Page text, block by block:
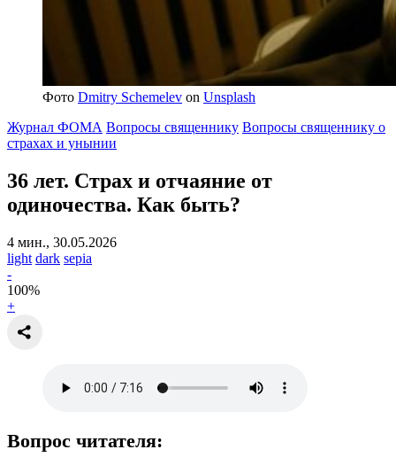
Фото Dmitry Schemelev on Unsplash
Журнал ФОМА Вопросы священнику Вопросы священнику о
страхах и унынии
36 лет. Страх и отчаяние от
одиночества. Как быть?
4 мин., 30.05.2026
light dark sepia
-
100%
+
Вопрос читателя: